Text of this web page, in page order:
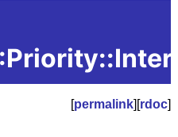
[permalink][rdoc]